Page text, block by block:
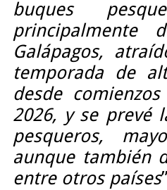
buques
principalmente
Galápagos,
temporada de
desde
2026, y se prevé
pesqueros,
aunque también
entre otros países